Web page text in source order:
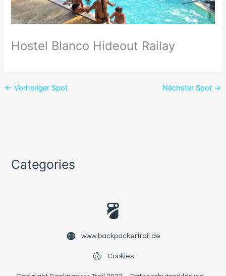
Hostel Blanco Hideout Railay
← Vorheriger Spot Nächster Spot →
Categories
www.backpackertrail.de
Cookies